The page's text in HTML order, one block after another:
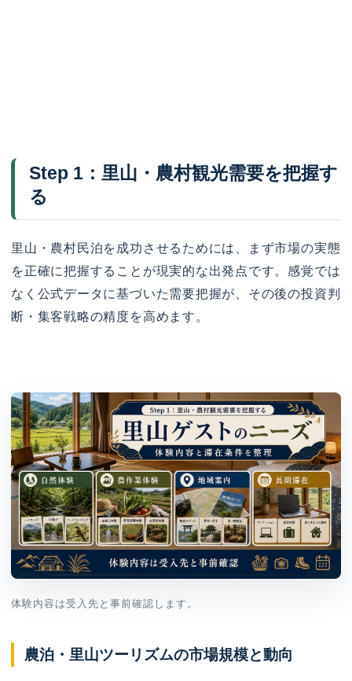
Step 1：里山・農村観光需要を把握す
る
里山・農村民泊を成功させるためには、まず市場の実態
を正確に把握することが現実的な出発点です。感覚では
なく公式データに基づいた需要把握が、その後の投資判
断・集客戦略の精度を高めます。
体験内容は受入先と事前確認します。
農泊・里山ツーリズムの市場規模と動向